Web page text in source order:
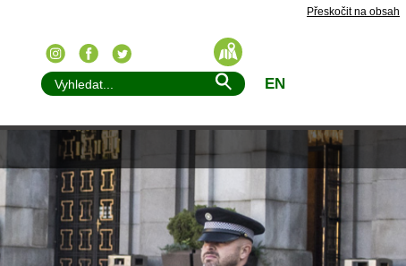
Přeskočit na obsah
EN